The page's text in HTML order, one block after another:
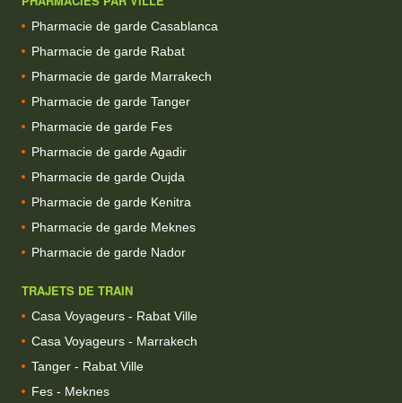
Pharmacie de garde Casablanca
Pharmacie de garde Rabat
Pharmacie de garde Marrakech
Pharmacie de garde Tanger
Pharmacie de garde Fes
Pharmacie de garde Agadir
Pharmacie de garde Oujda
Pharmacie de garde Kenitra
Pharmacie de garde Meknes
Pharmacie de garde Nador
TRAJETS DE TRAIN
Casa Voyageurs - Rabat Ville
Casa Voyageurs - Marrakech
Tanger - Rabat Ville
Fes - Meknes